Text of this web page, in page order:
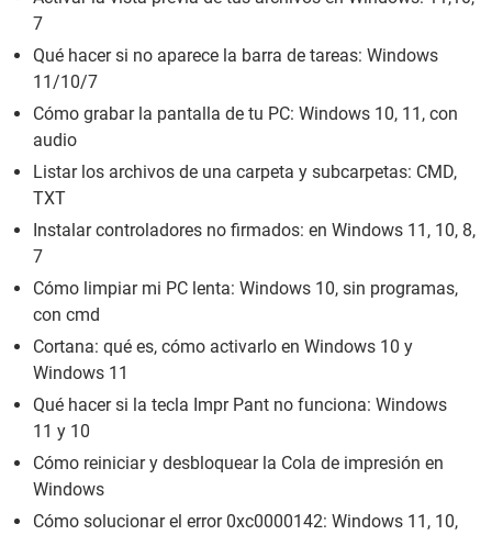
7
Qué hacer si no aparece la barra de tareas: Windows
11/10/7
Cómo grabar la pantalla de tu PC: Windows 10, 11, con
audio
Listar los archivos de una carpeta y subcarpetas: CMD,
TXT
Instalar controladores no firmados: en Windows 11, 10, 8,
7
Cómo limpiar mi PC lenta: Windows 10, sin programas,
con cmd
Cortana: qué es, cómo activarlo en Windows 10 y
Windows 11
Qué hacer si la tecla Impr Pant no funciona: Windows
11 y 10
Cómo reiniciar y desbloquear la Cola de impresión en
Windows
Cómo solucionar el error 0xc0000142: Windows 11, 10,